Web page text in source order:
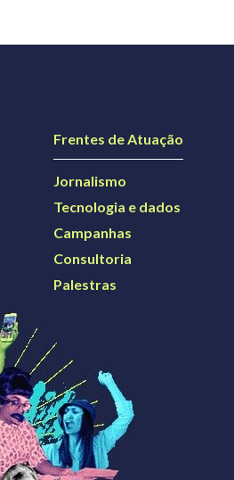
Frentes de Atuação
Jornalismo
Tecnologia e dados
Campanhas
Consultoria
Palestras